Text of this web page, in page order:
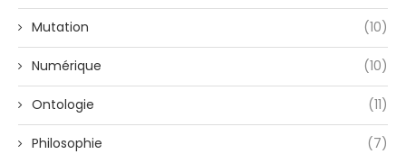
Mutation (10)
Numérique (10)
Ontologie (11)
Philosophie (7)